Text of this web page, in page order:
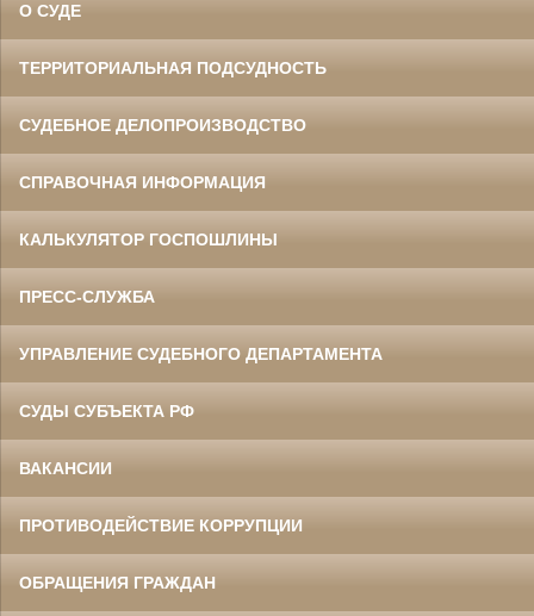
О СУДЕ
ТЕРРИТОРИАЛЬНАЯ ПОДСУДНОСТЬ
СУДЕБНОЕ ДЕЛОПРОИЗВОДСТВО
СПРАВОЧНАЯ ИНФОРМАЦИЯ
КАЛЬКУЛЯТОР ГОСПОШЛИНЫ
ПРЕСС-СЛУЖБА
УПРАВЛЕНИЕ СУДЕБНОГО ДЕПАРТАМЕНТА
СУДЫ СУБЪЕКТА РФ
ВАКАНСИИ
ПРОТИВОДЕЙСТВИЕ КОРРУПЦИИ
ОБРАЩЕНИЯ ГРАЖДАН